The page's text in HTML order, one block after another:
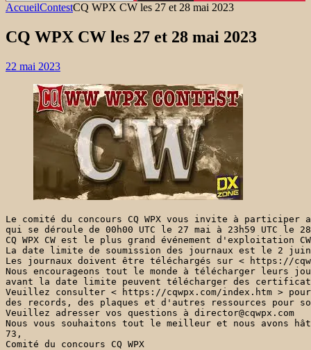
AccueilContestCQ WPX CW les 27 et 28 mai 2023
CQ WPX CW les 27 et 28 mai 2023
22 mai 2023
Le comité du concours CQ WPX vous invite à participer au
qui se déroule de 00h00 UTC le 27 mai à 23h59 UTC le
CQ WPX CW est le plus grand événement d'exploitation
La date limite de soumission des journaux est le 2
Les journaux doivent être téléchargés sur < https://
Nous encourageons tout le monde à télécharger leurs
avant la date limite peuvent télécharger des
Veuillez consulter < https://cqwpx.com/index.htm >
des records, des plaques et d'autres ressources pour
Veuillez adresser vos questions à director@cqwpx.com
Nous vous souhaitons tout le meilleur et nous avons
73,
Comité du concours CQ WPX